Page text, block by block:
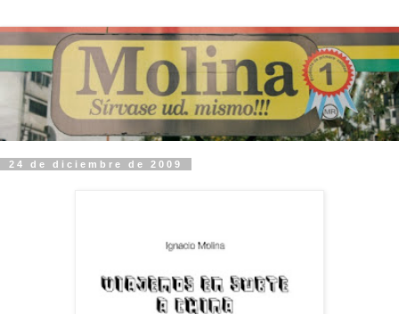
24 de diciembre de 2009